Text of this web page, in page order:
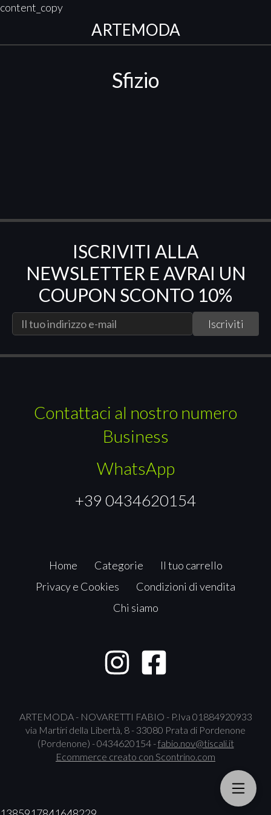
content_copy
ARTEMODA
Sfizio
ISCRIVITI ALLA
NEWSLETTER E AVRAI UN
COUPON SCONTO 10%
Contattaci al nostro numero
Business
WhatsApp
+39 0434620154
Home Categorie
Il tuo carrello
Privacy e Cookies
Condizioni di vendita
Chi siamo
ARTEMODA - NOVARETTI FABIO - P.Iva 01884920933
via Martiri della Libertà, 8 - 33080 Prata di Pordenone
(Pordenone) - 0434620154 -fabio.nov@tiscali.it
Ecommerce creato con Scontrino.com